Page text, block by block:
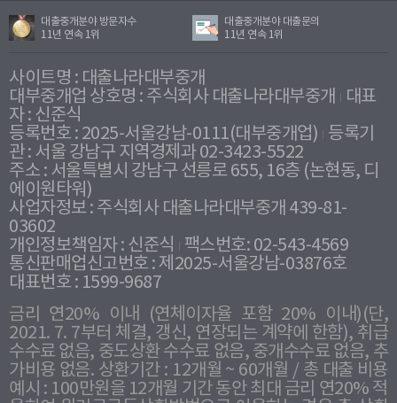
대출중개분야 방문자수
11년 연속 1위
대출중개분야 대출문의
11년 연속 1위
사이트명 : 대출나라대부중개
대부중개업 상호명 : 주식회사 대출나라대부중개
대표
자 : 신준식
등록번호 : 2025-서울강남-0111(대부중개업) 등록기
관 : 서울 강남구 지역경제과 02-3423-5522
주소 : 서울특별시 강남구 선릉로 655, 16층 (논현동, 디
에이원타워)
사업자정보 : 주식회사 대출나라대부중개 439-81-
03602
개인정보책임자 : 신준식
팩스번호: 02-543-4569
통신판매업신고번호 : 제2025-서울강남-03876호
대표번호 : 1599-9687
금리 연20% 이내 (연체이자율 포함 20% 이내)(단,
2021. 7. 7부터 체결, 갱신, 연장되는 계약에 한함), 취급
수수료 없음, 중도상환 수수료 없음, 중개수수료 없음, 추
가비용 없음. 상환기간 : 12개월 ~ 60개월 / 총 대출 비용
예시 : 100만원을 12개월 기간 동안 최대 금리 연20% 적